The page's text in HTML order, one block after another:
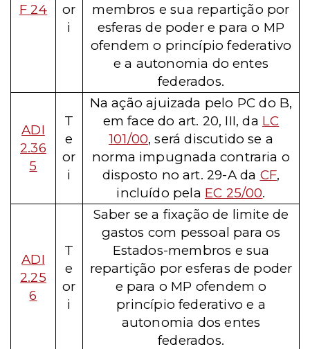
F 24
or
i
membros e sua repartição por
esferas de poder e para o MP
ofendem o princípio federativo
e a autonomia do entes
federados.
ADI
2.36
5
T
e
or
i
Na ação ajuizada pelo PC do B,
em face do art. 20, III, da LC
101/00, será discutido se a
norma impugnada contraria o
disposto no art. 29-A da CF,
incluído pela EC 25/00.
ADI
2.25
6
T
e
or
i
Saber se a fixação de limite de
gastos com pessoal para os
Estados-membros e sua
repartição por esferas de poder
e para o MP ofendem o
princípio federativo e a
autonomia dos entes
federados.